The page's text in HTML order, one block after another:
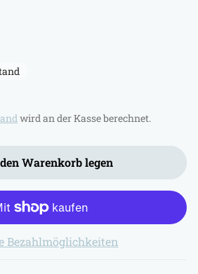
wird an der Kasse berechnet.
Warenkorb legen
Bezahlmöglichkeiten